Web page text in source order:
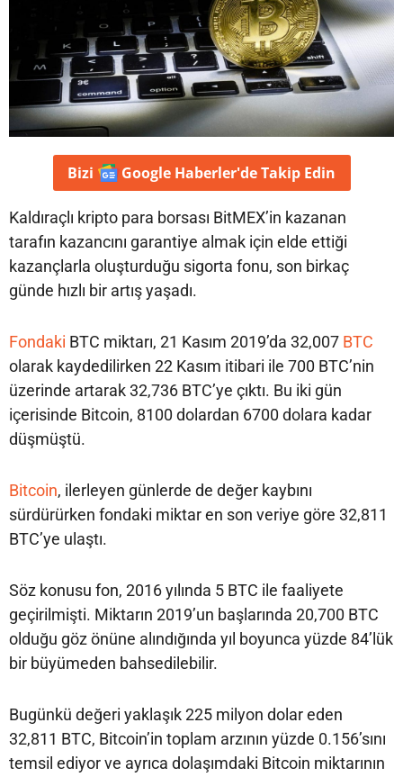
Bizi Google Haberler'deTakip Edin
Kaldıraçlı kripto para borsası BitMEX’in kazanan
tarafın kazancını garantiye almak için elde ettiği
kazançlarla oluşturduğu sigorta fonu, son birkaç
günde hızlı bir artış yaşadı.
Fondaki BTC miktarı, 21 Kasım 2019’da 32,007 BTC
olarak kaydedilirken 22 Kasım itibari ile 700 BTC’nin
üzerinde artarak 32,736 BTC’ye çıktı. Bu iki gün
içerisinde Bitcoin, 8100 dolardan 6700 dolara kadar
düşmüştü.
Bitcoin, ilerleyen günlerde de değer kaybını
sürdürürken fondaki miktar en son veriye göre 32,811
BTC’ye ulaştı.
Söz konusu fon, 2016 yılında 5 BTC ile faaliyete
geçirilmişti. Miktarın 2019’un başlarında 20,700 BTC
olduğu göz önüne alındığında yıl boyunca yüzde 84’lük
bir büyümeden bahsedilebilir.
Bugünkü değeri yaklaşık 225 milyon dolar eden
32,811 BTC, Bitcoin’in toplam arzının yüzde 0.156’sını
temsil ediyor ve ayrıca dolaşımdaki Bitcoin miktarının